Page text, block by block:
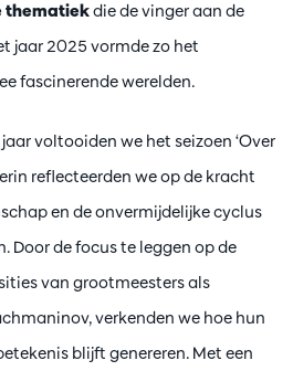
thematiekdie de vinger aan de
jaar 2025 vormde zo het
fascinerende werelden.
voltooiden we het seizoen ‘Over
reflecteerden we op de kracht
en de onvermijdelijke cyclus
Door de focus te leggen op de
van grootmeesters als
verkenden we hoe hun
blijft genereren. Met een